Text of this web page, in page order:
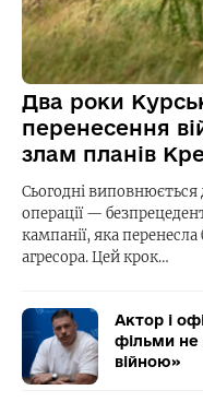
Два роки
перенесення
злам планів
Сьогодні виповнюється
операції —
кампанії, яка
агресора. Цей крок…
Актор і
фільми не
війною»